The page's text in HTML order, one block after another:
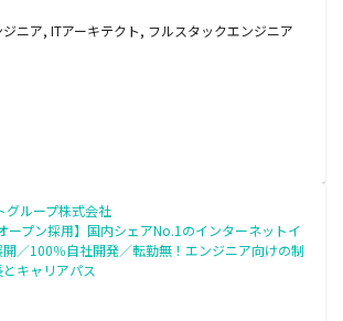
ニア, ITアーキテクト, フルスタックエンジニア
グループ株式会社
ープン採用】国内シェアNo.1のインターネットイ
／100％自社開発／転勤無！エンジニア向けの制
キャリアパス